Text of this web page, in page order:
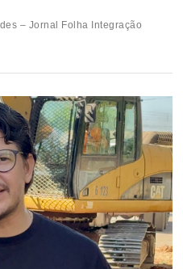
– Jornal Folha Integração